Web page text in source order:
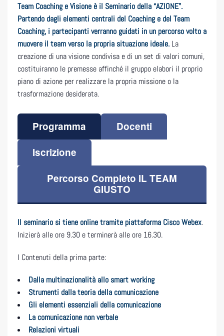
Team Coaching e Visione è il Seminario della “AZIONE”.
Partendo dagli elementi centrali del Coaching e del Team
Coaching, i partecipanti verranno guidati in un percorso volto a
muovere il team verso la propria situazione ideale. La
creazione di una visione condivisa e di un set di valori comuni,
costituiranno le premesse affinché il gruppo elabori il proprio
piano di azione per realizzare la propria missione o la
trasformazione desiderata.
Programma
Docenti
Iscrizione
Percorso Completo IL TEAM
GIUSTO
Il seminario si tiene online tramite piattaforma Cisco Webex.
Inizierà alle ore 9.30 e terminerà alle ore 16.30.
I Contenuti della prima parte:
Dalla multinazionalità allo smart working
Strumenti dalla teoria della comunicazione
Gli elementi essenziali della comunicazione
La comunicazione non verbale
Relazioni virtuali